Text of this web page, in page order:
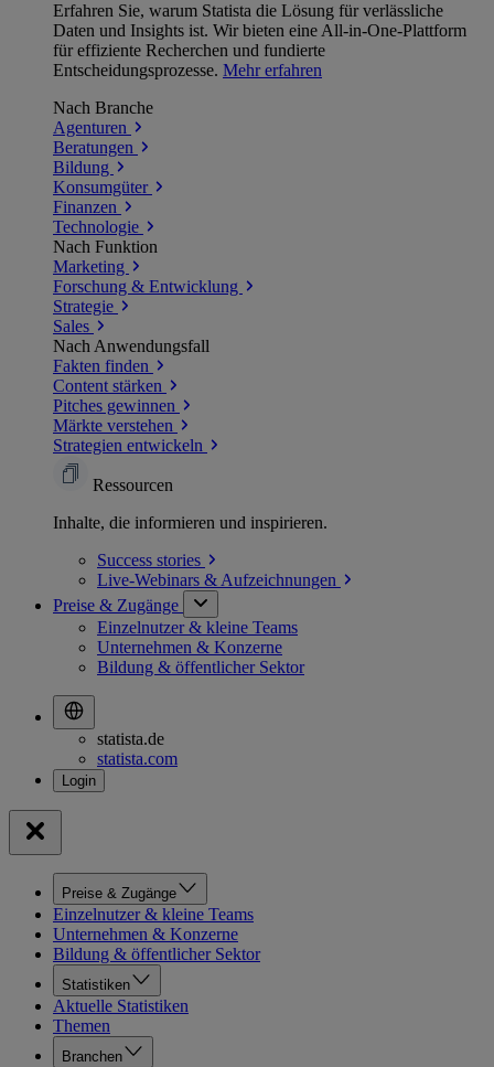
Erfahren Sie, warum Statista die Lösung für verlässliche
Daten und Insights ist. Wir bieten eine All-in-One-Plattform
für effiziente Recherchen und fundierte
Entscheidungsprozesse. Mehr erfahren
Nach Branche
Agenturen
Beratungen
Bildung
Konsumgüter
Finanzen
Technologie
Nach Funktion
Marketing
Forschung & Entwicklung
Strategie
Sales
Nach Anwendungsfall
Fakten finden
Content stärken
Pitches gewinnen
Märkte verstehen
Strategien entwickeln
Ressourcen
Inhalte, die informieren und inspirieren.
Success stories
Live-Webinars & Aufzeichnungen
Preise & Zugänge
Einzelnutzer & kleine Teams
Unternehmen & Konzerne
Bildung & öffentlicher Sektor
statista.de
statista.com
Preise & Zugänge
Einzelnutzer & kleine Teams
Unternehmen & Konzerne
Bildung & öffentlicher Sektor
Statistiken
Aktuelle Statistiken
Themen
Branchen